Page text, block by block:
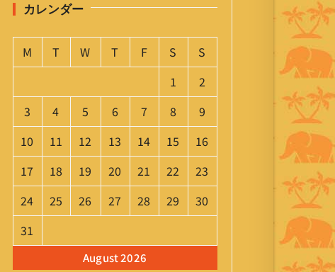
カレンダー
August 2026
M T W T F S
S
1
2
3
4 5 6 7 8
9
10
11 12 13 14 15
16
17
18 19 20 21 22
23
24
25 26 27 28 29
30
31